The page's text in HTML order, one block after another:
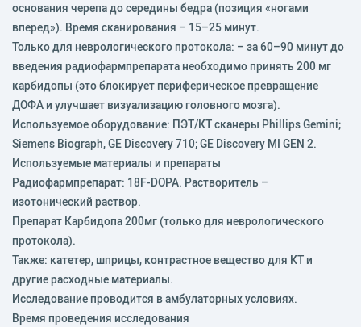
основания черепа до середины бедра (позиция «ногами
вперед»). Время сканирования – 15–25 минут.
Только для неврологического протокола: – за 60–90 минут до
введения радиофармпрепарата необходимо принять 200 мг
карбидопы (это блокирует периферическое превращение
ДОФА и улучшает визуализацию головного мозга).
Используемое оборудование: ПЭТ/КТ сканеры Phillips Gemini;
Siemens Biograph, GE Discovery 710; GE Discovery MI GEN 2.
Используемые материалы и препараты
Радиофармпрепарат: 18F-DOPA. Растворитель –
изотонический раствор.
Препарат Карбидопа 200мг (только для неврологического
протокола).
Также: катетер, шприцы, контрастное вещество для КТ и
другие расходные материалы.
Исследование проводится в амбулаторных условиях.
Время проведения исследования